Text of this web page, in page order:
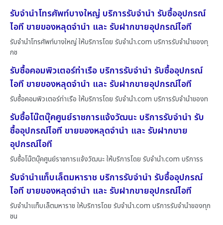
รับจำนำโทรศัพท์บางใหญ่ บริการรับจำนำ รับซื้ออุปกรณ์
ไอที ขายของหลุดจำนำ และ รับฝากขายอุปกรณ์ไอที
รับจำนำโทรศัพท์บางใหญ่ ให้บริการโดย รับจํานํา.com บริการรับจำนำของทุ
กช
รับซื้อคอมพิวเตอร์ท่าเรือ บริการรับจำนำ รับซื้ออุปกรณ์
ไอที ขายของหลุดจำนำ และ รับฝากขายอุปกรณ์ไอที
รับซื้อคอมพิวเตอร์ท่าเรือ ให้บริการโดย รับจํานํา.com บริการรับจำนำของท
รับซื้อโน๊ตบุ๊คศูนย์ราชการแจ้งวัฒนะ บริการรับจำนำ รับ
ซื้ออุปกรณ์ไอที ขายของหลุดจำนำ และ รับฝากขาย
อุปกรณ์ไอที
รับซื้อโน๊ตบุ๊คศูนย์ราชการแจ้งวัฒนะ ให้บริการโดย รับจํานํา.com บริการร
รับจำนำแท็บเล็ตมหาราช บริการรับจำนำ รับซื้ออุปกรณ์
ไอที ขายของหลุดจำนำ และ รับฝากขายอุปกรณ์ไอที
รับจำนำแท็บเล็ตมหาราช ให้บริการโดย รับจํานํา.com บริการรับจำนำของทุก
ชน